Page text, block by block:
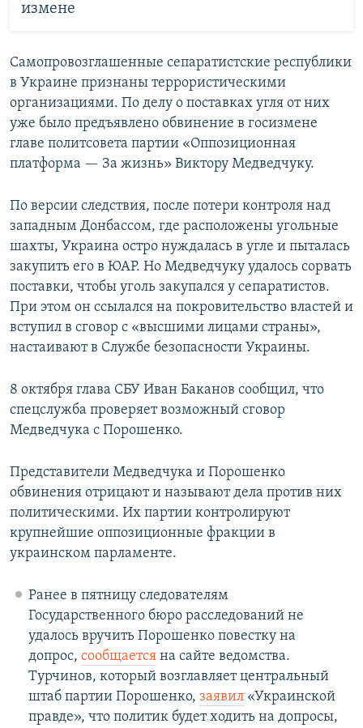
измене
Самопровозглашенные сепаратистские республики
в Украине признаны террористическими
организациями. По делу о поставках угля от них
уже было предъявлено обвинение в госизмене
главе политсовета партии «Оппозиционная
платформа — За жизнь» Виктору Медведчуку.
По версии следствия, после потери контроля над
западным Донбассом, где расположены угольные
шахты, Украина остро нуждалась в угле и пыталась
закупить его в ЮАР. Но Медведчуку удалось сорвать
поставки, чтобы уголь закупался у сепаратистов.
При этом он ссылался на покровительство властей и
вступил в сговор с «высшими лицами страны»,
настаивают в Службе безопасности Украины.
8 октября глава СБУ Иван Баканов сообщил, что
спецслужба проверяет возможный сговор
Медведчука с Порошенко.
Представители Медведчука и Порошенко
обвинения отрицают и называют дела против них
политическими. Их партии контролируют
крупнейшие оппозиционные фракции в
украинском парламенте.
Ранее в пятницу следователям
Государственного бюро расследований не
удалось вручить Порошенко повестку на
допрос, сообщаетсяна сайте ведомства.
Турчинов, который возглавляет центральный
штаб партии Порошенко, заявил«Украинской
правде», что политик будет ходить на допросы,